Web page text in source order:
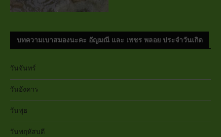
บทความเบาสมองนะคะ อัญมณี และ เพชร พลอย ประจำวันเกิด
วันจันทร์
วันอังคาร
วันพุธ
วันพฤหัสบดี